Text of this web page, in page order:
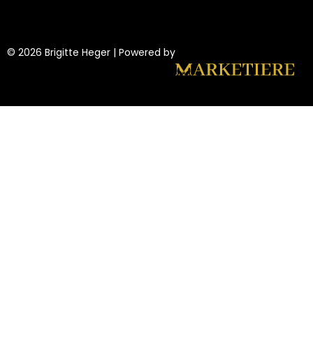
© 2026 Brigitte Heger | Powered by